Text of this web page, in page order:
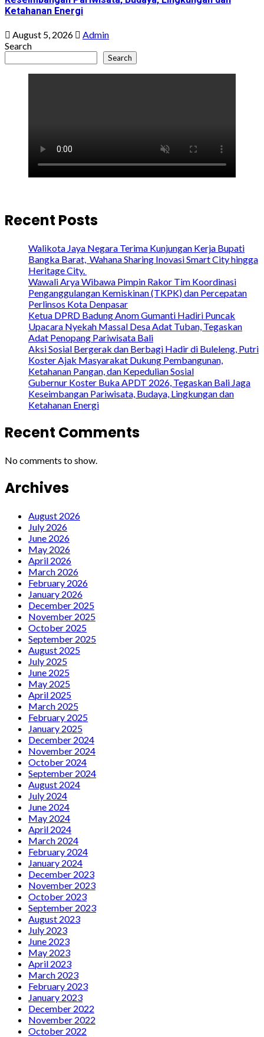
Ketahanan Energi
August 5, 2026
Admin
Search
Search
Recent Posts
Walikota Jaya Negara Terima Kunjungan Kerja Bupati
Bangka Barat, Wahana Sharing Inovasi Smart City hingga
Heritage City.
Wawali Arya Wibawa Pimpin Rakor Tim Koordinasi
Penganggulangan Kemiskinan (TKPK) dan Percepatan
Perlinsos Kota Denpasar
Ketua DPRD Badung Anom Gumanti Hadiri Puncak
Upacara Nyekah Massal Desa Adat Tuban, Tegaskan
Adat Penopang Pariwisata Bali
Aksi Sosial Bergerak dan Berbagi Hadir di Buleleng, Putri
Koster Ajak Masyarakat Dukung Pembangunan,
Ketahanan Pangan, dan Kepedulian Sosial
Gubernur Koster Buka APDT 2026, Tegaskan Bali Jaga
Keseimbangan Pariwisata, Budaya, Lingkungan dan
Ketahanan Energi
Recent Comments
No comments to show.
Archives
August 2026
July 2026
June 2026
May 2026
April 2026
March 2026
February 2026
January 2026
December 2025
November 2025
October 2025
September 2025
August 2025
July 2025
June 2025
May 2025
April 2025
March 2025
February 2025
January 2025
December 2024
November 2024
October 2024
September 2024
August 2024
July 2024
June 2024
May 2024
April 2024
March 2024
February 2024
January 2024
December 2023
November 2023
October 2023
September 2023
August 2023
July 2023
June 2023
May 2023
April 2023
March 2023
February 2023
January 2023
December 2022
November 2022
October 2022